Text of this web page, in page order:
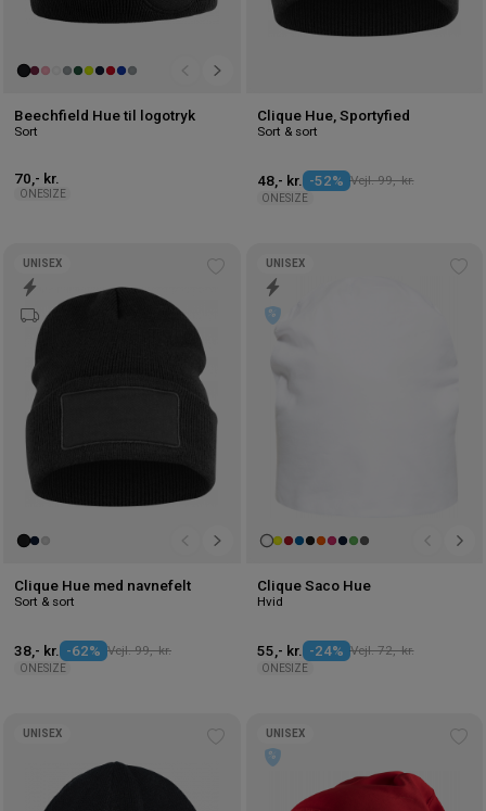
Beechfield Hue til logotryk
Sort
70,- kr.
ONESIZE
Clique Hue, Sportyfied
Sort & sort
48,- kr. -52% Vejl. 99,- kr.
ONESIZE
ønskeliste
UNISEX
Clique Hue med navnefelt
Sort & sort
38,- kr. -62% Vejl. 99,- kr.
ONESIZE
UNISEX
Clique Saco Hue
Hvid
55,- kr. -24% Vejl. 72,- kr.
ONESIZE
UNISEX UNISEX